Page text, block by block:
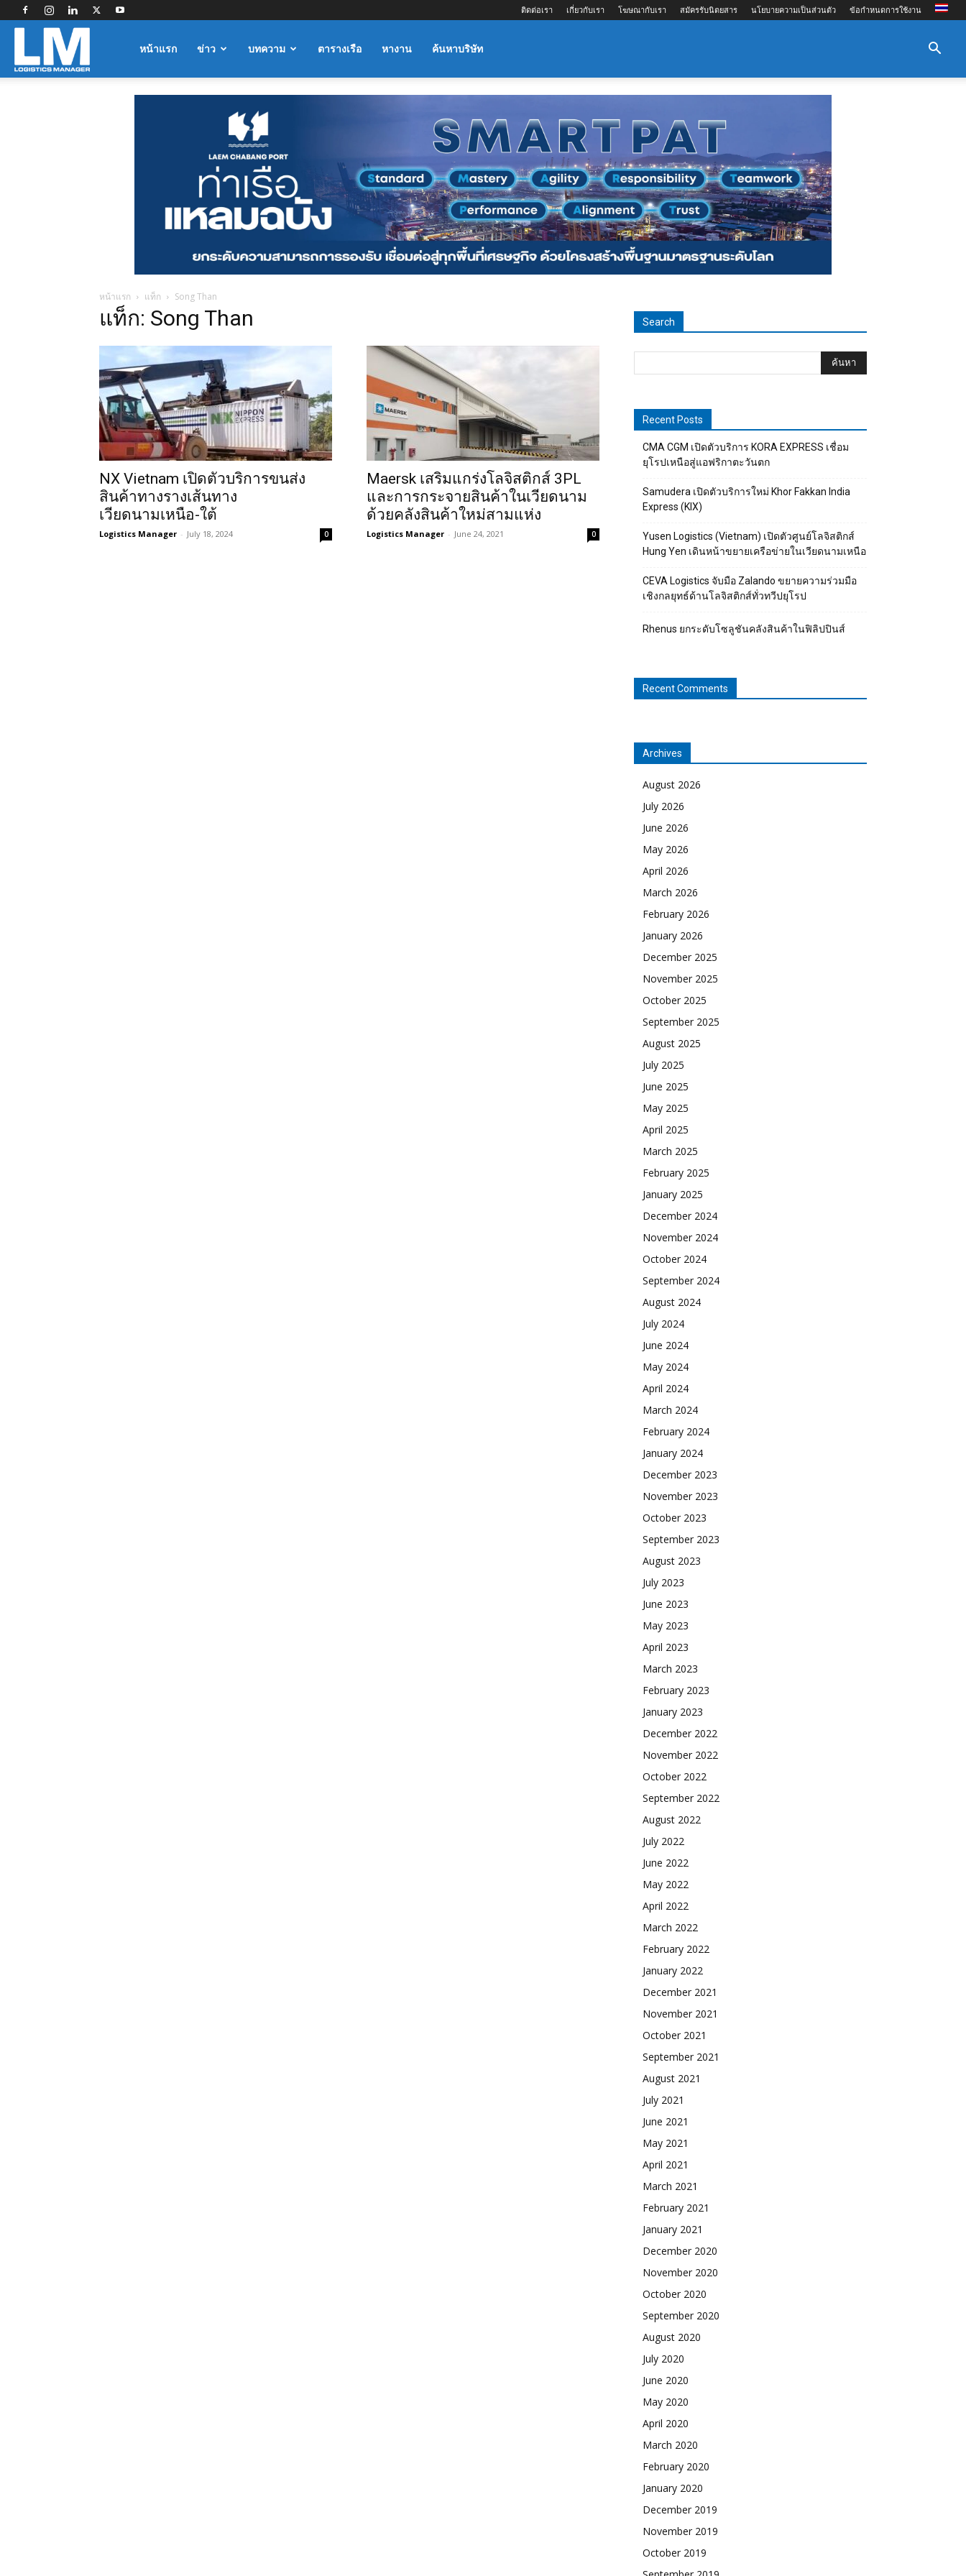
ติดต่อเรา เกี่ยวกับเรา โฆษณากับเรา สมัครรับนิตยสาร นโยบายความเป็นส่วนตัว ข้อกำหนดการใช้งาน
Logisticsหน้าแรก ข่าว บทความ ตารางเรือ หางาน ค้นหาบริษัท
หน้าแรก แท็ก Song Than
แท็ก: Song Than
NX Vietnam เปิดตัวบริการขนส่ง
สินค้าทางรางเส้นทาง
เวียดนามเหนือ-ใต้
Logistics Manager - July 18, 2024 0
Maersk เสริมแกร่งโลจิสติกส์ 3PL
และการกระจายสินค้าในเวียดนาม
ด้วยคลังสินค้าใหม่สามแห่ง
Logistics Manager - June 24, 2021 0
Search
Recent Posts
CMA CGM เปิดตัวบริการ KORA EXPRESS เชื่อม
ยุโรปเหนือสู่แอฟริกาตะวันตก
Samudera เปิดตัวบริการใหม่ Khor Fakkan India
Express (KIX)
Yusen Logistics (Vietnam) เปิดตัวศูนย์โลจิสติกส์
Hung Yen เดินหน้าขยายเครือข่ายในเวียดนามเหนือ
CEVA Logistics จับมือ Zalando ขยายความร่วมมือ
เชิงกลยุทธ์ด้านโลจิสติกส์ทั่วทวีปยุโรป
Rhenus ยกระดับโซลูชันคลังสินค้าในฟิลิปปินส์
Recent Comments
Archives
August 2026
July 2026
June 2026
May 2026
April 2026
March 2026
February 2026
January 2026
December 2025
November 2025
October 2025
September 2025
August 2025
July 2025
June 2025
May 2025
April 2025
March 2025
February 2025
January 2025
December 2024
November 2024
October 2024
September 2024
August 2024
July 2024
June 2024
May 2024
April 2024
March 2024
February 2024
January 2024
December 2023
November 2023
October 2023
September 2023
August 2023
July 2023
June 2023
May 2023
April 2023
March 2023
February 2023
January 2023
December 2022
November 2022
October 2022
September 2022
August 2022
July 2022
June 2022
May 2022
April 2022
March 2022
February 2022
January 2022
December 2021
November 2021
October 2021
September 2021
August 2021
July 2021
June 2021
May 2021
April 2021
March 2021
February 2021
January 2021
December 2020
November 2020
October 2020
September 2020
August 2020
July 2020
June 2020
May 2020
April 2020
March 2020
February 2020
January 2020
December 2019
November 2019
October 2019